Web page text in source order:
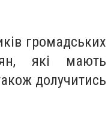
громадських
які мають
долучитись